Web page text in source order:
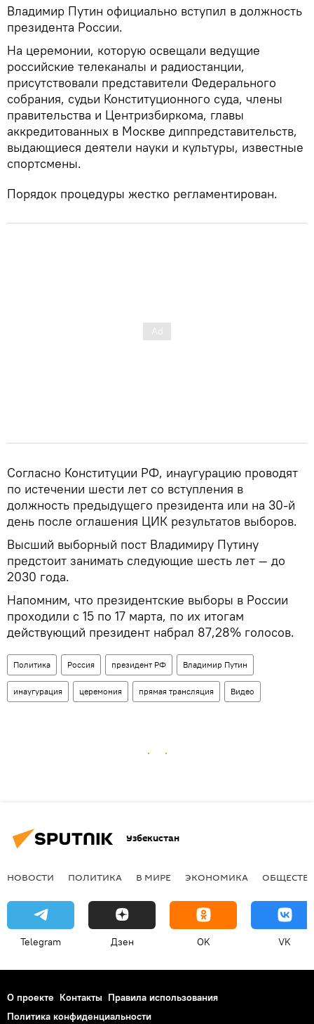
Владимир Путин официально вступил в должность
президента России.
На церемонии, которую освещали ведущие
российские телеканалы и радиостанции,
присутствовали представители Федерального
собрания, судьи Конституционного суда, члены
правительства и Центризбиркома, главы
аккредитованных в Москве диппредставительств,
выдающиеся деятели науки и культуры, известные
спортсмены.
Порядок процедуры жестко регламентирован.
Согласно Конституции РФ, инаугурацию проводят
по истечении шести лет со вступления в
должность предыдущего президента или на 30-й
день после оглашения ЦИК результатов выборов.
Высший выборный пост Владимиру Путину
предстоит занимать следующие шесть лет — до
2030 года.
Напомним, что президентские выборы в России
проходили с 15 по 17 марта, по их итогам
действующий президент набрал 87,28% голосов.
Политика Россия президент РФ Владимир Путин
инаугурация церемония прямая трансляция Видео
Узбекистан
НОВОСТИ ПОЛИТИКА В МИРЕ ЭКОНОМИКА
Telegram Дзен OK VK
О проекте Контакты Правила использования
Политика конфиденциальности